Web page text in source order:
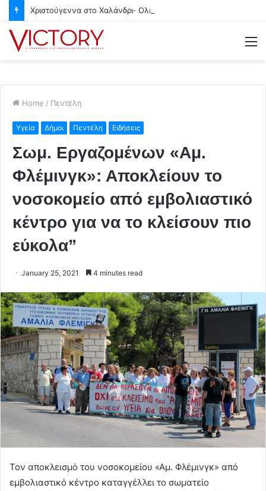
Home / Πεντέλη
Υγεία Δήμοι Πεντέλη Ειδήσεις
Σωμ. Εργαζομένων «Αμ.
Φλέμινγκ»: Αποκλείουν το
νοσοκομείο από εμβολιαστικό
κέντρο για να το κλείσουν πιο
εύκολα”
January 25, 2021 4 minutes read
Τον αποκλεισμό του νοσοκομείου «Αμ. Φλέμινγκ» από
εμβολιαστικό κέντρο καταγγέλλει το σωματείο